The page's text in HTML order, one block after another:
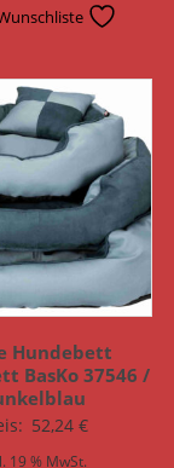
Hundebett
BasKo 37546 /
52,24 €
19 % MwSt.